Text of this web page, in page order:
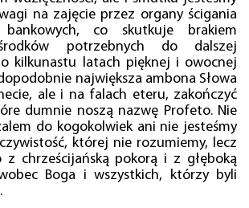
na zajęcie przez organy ścigania
co skutkuje brakiem
potrzebnych do dalszej
kilkunastu latach pięknej i owocnej
największa ambona Słowa
ale i na falach eteru, zakończyć
dumnie noszą nazwę Profeto. Nie
do kogokolwiek ani nie jesteśmy
której nie rozumiemy, lecz
chrześcijańską pokorą i z głęboką
Boga i wszystkich, którzy byli